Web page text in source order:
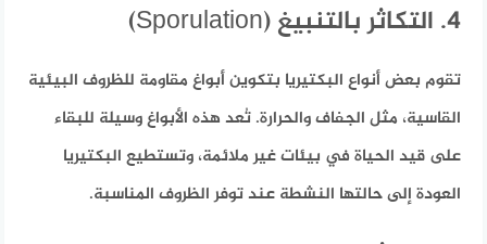
4. التكاثر بالتنبيغ (Sporulation)
تقوم بعض أنواع البكتيريا بتكوين أبواغ مقاومة للظروف البيئية
القاسية، مثل الجفاف والحرارة. تُعد هذه الأبواغ وسيلة للبقاء
على قيد الحياة في بيئات غير ملائمة، وتستطيع البكتيريا
العودة إلى حالتها النشطة عند توفر الظروف المناسبة.